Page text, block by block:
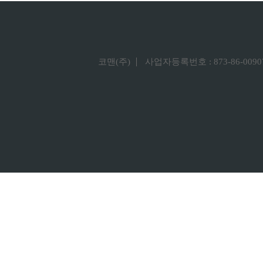
코맨(주) 사업자등록번호 : 873-86-